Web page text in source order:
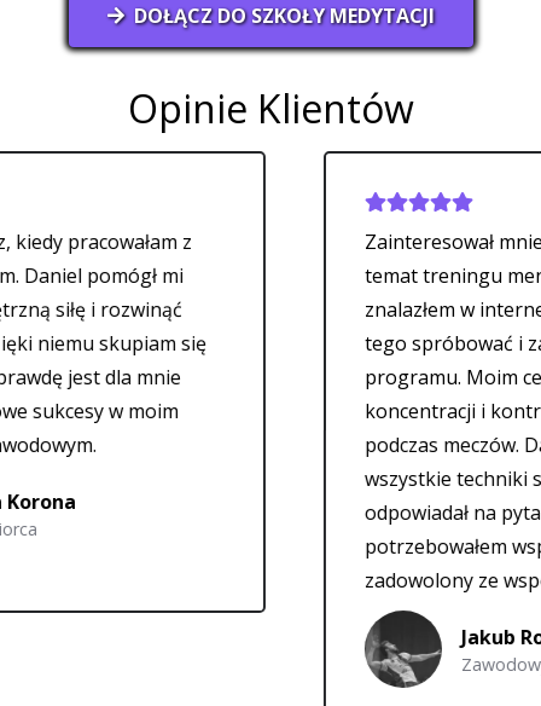
DOŁĄCZ DO SZKOŁY MEDYTACJI
Opinie Klientów
z
mi
rozwinąć
skupiam się
dla mnie
w moim
Zainteresował mnie artykuł
temat treningu mentalnego,
znalazłem w internecie.
tego spróbować i zapisałem
programu. Moim celem było
koncentracji i kontroli
podczas meczów. Daniel
wszystkie techniki
odpowiadał na pytania, kiedy
potrzebowałem wsparcia.
zadowolony ze współpracy.
Jakub Rohnka
Zawodowy Siatkarz